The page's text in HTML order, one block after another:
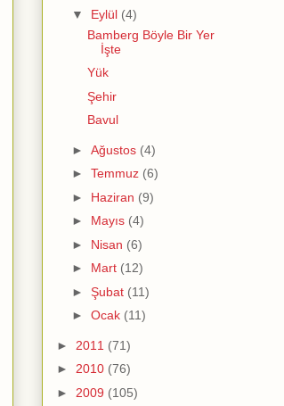
▼ Eylül (4)
Bamberg Böyle Bir Yer
İşte
Yük
Şehir
Bavul
► Ağustos (4)
► Temmuz (6)
► Haziran (9)
► Mayıs (4)
► Nisan (6)
► Mart (12)
► Şubat (11)
► Ocak (11)
► 2011 (71)
► 2010 (76)
► 2009 (105)